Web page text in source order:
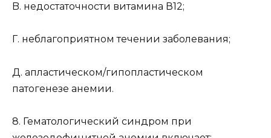
B. недостаточности витамина В12;
Г. неблагоприятном течении заболевания;
Д. апластическом/гипопластическом
патогенезе анемии.
8. Гематологический синдром при